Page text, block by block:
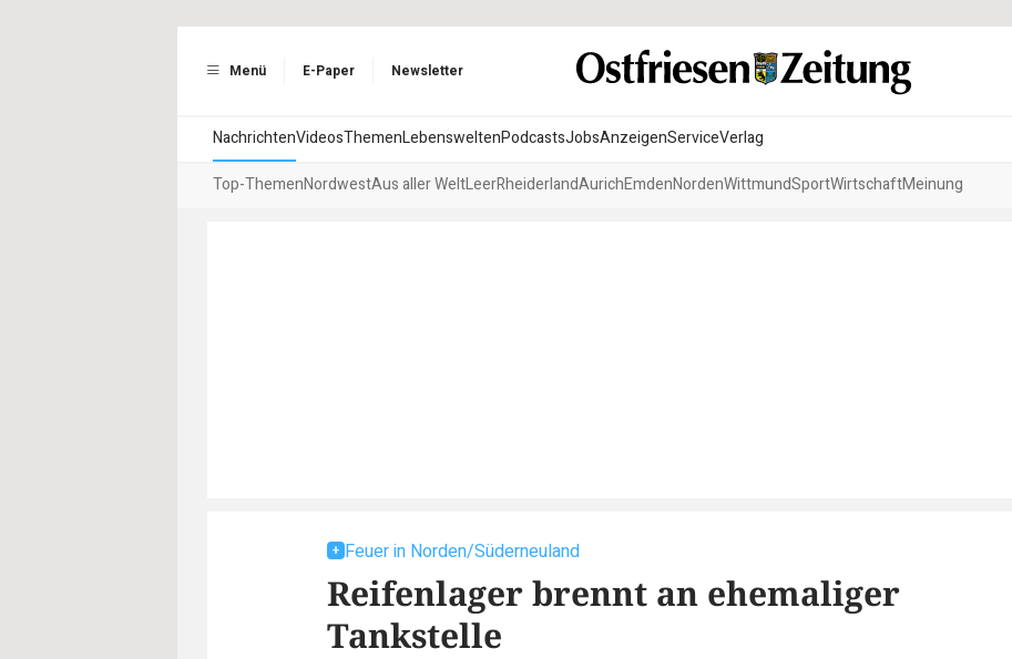
Menü E-Paper Newsletter
NachrichtenVideosThemenLebensweltenPodcastsJobsAnzeigenServiceVerlag
Top-ThemenNordwestAus aller WeltLeerRheiderlandAurichEmdenNordenWittmundSportWirtschaftMeinung
Feuer in Norden/Süderneuland
Reifenlager brennt an ehemaliger
Tankstelle